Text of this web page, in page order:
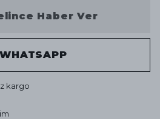
Haber Ver
WHATSAPP
kargo